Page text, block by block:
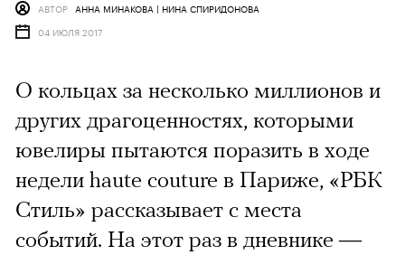
АВТОР АННА МИНАКОВА | НИНА СПИРИДОНОВА
04 ИЮЛЯ 2017
О кольцах за несколько миллионов и
других драгоценностях, которыми
ювелиры пытаются поразить в ходе
недели haute couture в Париже, «РБК
Стиль» рассказывает с места
событий. На этот раз в дневнике —